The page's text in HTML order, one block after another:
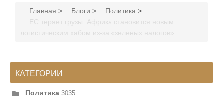
Главная > Блоги > Политика >
ЕС теряет грузы: Африка становится новым
логистическим хабом из-за «зеленых налогов»
КАТЕГОРИИ
Политика 3035